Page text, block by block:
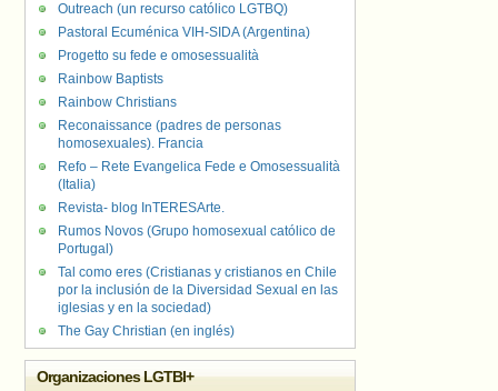
Outreach (un recurso católico LGTBQ)
Pastoral Ecuménica VIH-SIDA (Argentina)
Progetto su fede e omosessualità
Rainbow Baptists
Rainbow Christians
Reconaissance (padres de personas
homosexuales). Francia
Refo – Rete Evangelica Fede e Omosessualità
(Italia)
Revista- blog InTERESArte.
Rumos Novos (Grupo homosexual católico de
Portugal)
Tal como eres (Cristianas y cristianos en Chile
por la inclusión de la Diversidad Sexual en las
iglesias y en la sociedad)
The Gay Christian (en inglés)
Organizaciones LGTBI+